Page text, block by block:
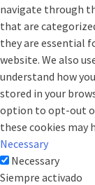
navigate through
that are
they are essential
website. We also
understand how
stored in your
option to opt-out
these cookies may
Necessary
Necessary
Siempre activado